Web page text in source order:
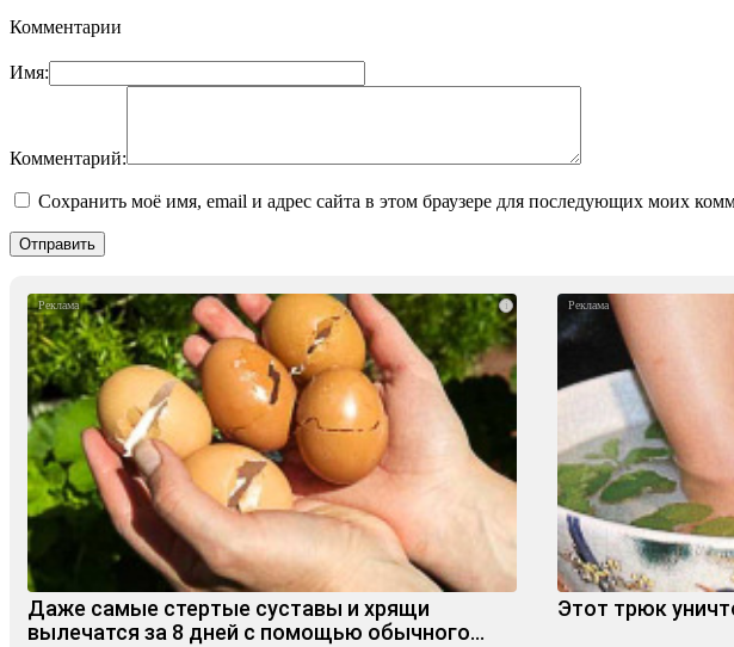
Комментарии
Имя:
Комментарий:
Сохранить моё имя, email и адрес сайта в этом браузере для последующих моих
i
Даже самые стертые суставы и хрящи
вылечатся за 8 дней с помощью обычного…
Этот трюк